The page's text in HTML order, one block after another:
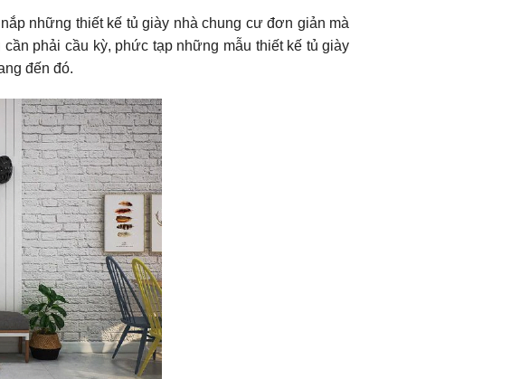
những thiết kế tủ giày nhà chung cư đơn giản mà
phải cầu kỳ, phức tạp những mẫu thiết kế tủ giày
đến đó.